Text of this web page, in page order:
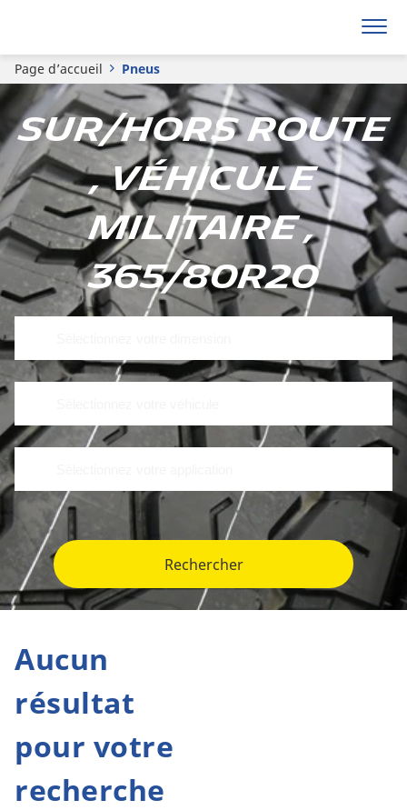
Page d’accueil Pneus
Sur/hors route
, Véhicule
militaire ,
365/80R20
Rechercher
Aucun
résultat
pour votre
recherche